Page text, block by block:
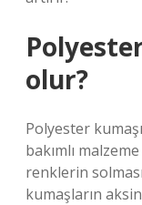
olur?
Polyester
bakımlı
renklerin
kumaşların